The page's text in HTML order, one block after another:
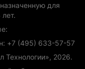
для
+7 (495) 633-57-57
2026.